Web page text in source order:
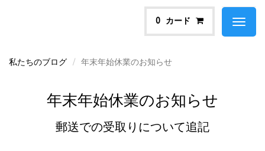
0 カード
Toggle
私たちのブログ 年末年始休業のお知らせ
年末年始休業のお知らせ
郵送での受取りについて追記